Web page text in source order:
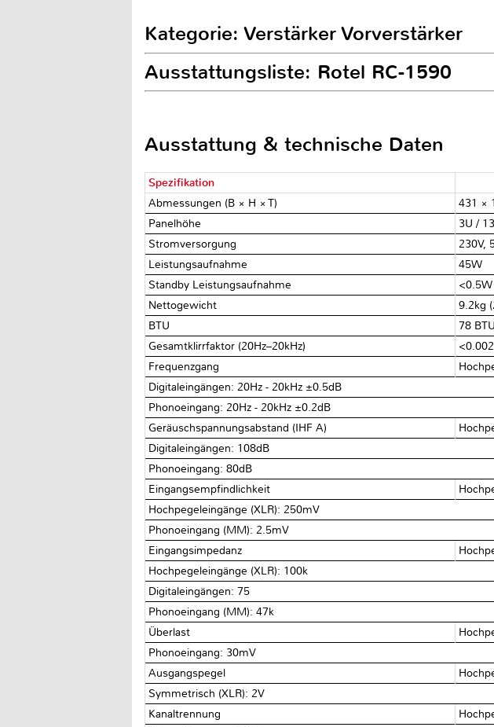
Kategorie: Verstärker Vorverstärker
Ausstattungsliste: Rotel RC-1590
Ausstattung & technische Daten
Spezifikation
Abmessungen (B × H × T)
431 ×
Panelhöhe
3U /
Stromversorgung
230V,
Leistungsaufnahme
45W
Standby Leistungsaufnahme
<0.5W
Nettogewicht
9.2kg
BTU
78
Gesamtklirrfaktor (20Hz–20kHz)
Frequenzgang
Digitaleingängen: 20Hz - 20kHz ±0.5dB
Phonoeingang: 20Hz - 20kHz ±0.2dB
Geräuschspannungsabstand (IHF A)
Digitaleingängen: 108dB
Phonoeingang: 80dB
Eingangsempfindlichkeit
Hochpegeleingänge (XLR): 250mV
Phonoeingang (MM): 2.5mV
Eingangsimpedanz
Hochpegeleingänge (XLR): 100kΩ
Digitaleingängen: 75Ω
Phonoeingang (MM): 47kΩ
Überlast
Phonoeingang: 30mV
Ausgangspegel
Symmetrisch (XLR): 2V
Kanaltrennung